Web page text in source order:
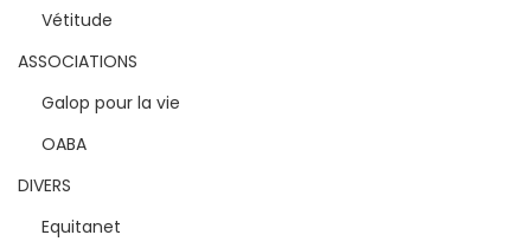
Vétitude
ASSOCIATIONS
Galop pour la vie
OABA
DIVERS
Equitanet